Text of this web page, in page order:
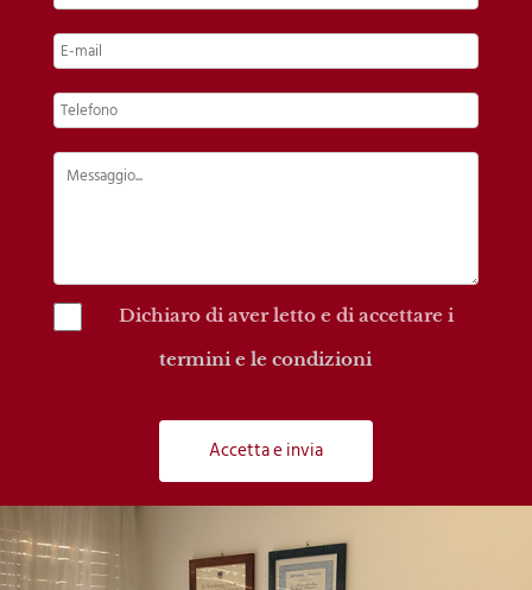
Dichiaro di aver letto e di accettare i
termini e le condizioni
Accetta e invia